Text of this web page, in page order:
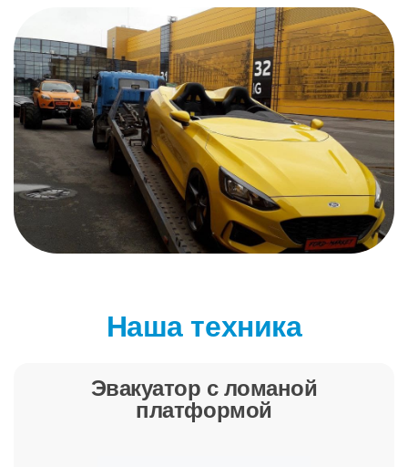
Наша техника
Эвакуатор с ломаной
платформой